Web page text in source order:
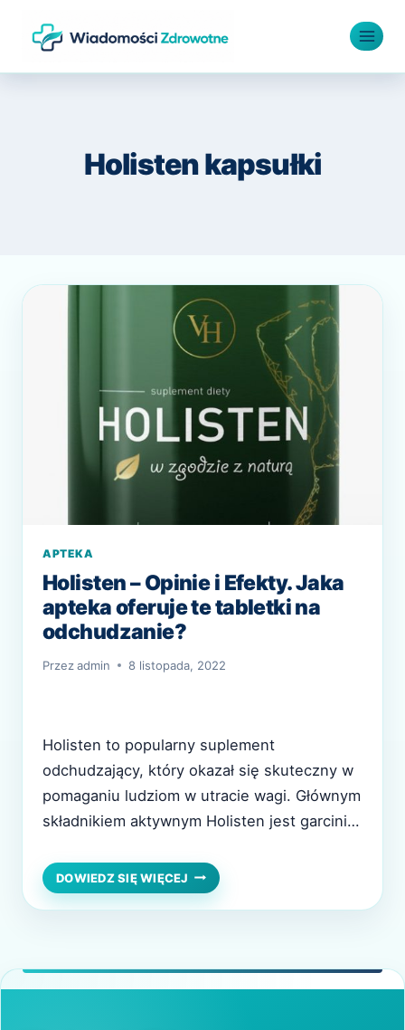
Holisten kapsułki
APTEKA
Holisten – Opinie i Efekty. Jaka
apteka oferuje te tabletki na
odchudzanie?
Przezadmin 8 listopada, 2022
Holisten to popularny suplement
odchudzający, który okazał się skuteczny w
pomaganiu ludziom w utracie wagi. Głównym
składnikiem aktywnym Holisten jest garcinia
z owoców o tej samej nazwie. Uważa się, że
Garcinia cambogia działa poprzez
zwiększanie poziomu serotoniny w mózgu,
DOWIEDZ SIĘ WIĘCEJ HOLISTEN
–
OPINIE